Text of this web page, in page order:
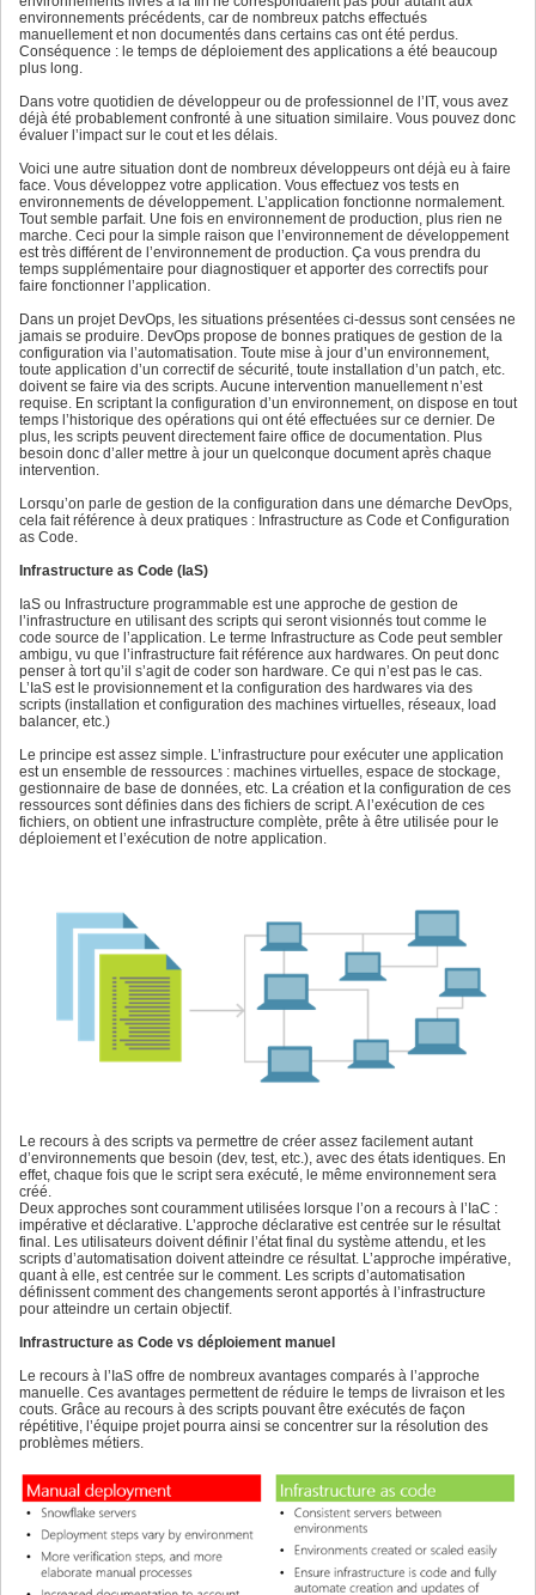
environnements précédents, car de nombreux patchs effectués
manuellement et non documentés dans certains cas ont été perdus.
Conséquence : le temps de déploiement des applications a été beaucoup
plus long.
Dans votre quotidien de développeur ou de professionnel de l’IT, vous avez
déjà été probablement confronté à une situation similaire. Vous pouvez donc
évaluer l’impact sur le cout et les délais.
Voici une autre situation dont de nombreux développeurs ont déjà eu à faire
face. Vous développez votre application. Vous effectuez vos tests en
environnements de développement. L’application fonctionne normalement.
Tout semble parfait. Une fois en environnement de production, plus rien ne
marche. Ceci pour la simple raison que l’environnement de développement
est très différent de l’environnement de production. Ça vous prendra du
temps supplémentaire pour diagnostiquer et apporter des correctifs pour
faire fonctionner l’application.
Dans un projet DevOps, les situations présentées ci-dessus sont censées ne
jamais se produire. DevOps propose de bonnes pratiques de gestion de la
configuration via l’automatisation. Toute mise à jour d’un environnement,
toute application d’un correctif de sécurité, toute installation d’un patch, etc.
doivent se faire via des scripts. Aucune intervention manuellement n’est
requise. En scriptant la configuration d’un environnement, on dispose en tout
temps l’historique des opérations qui ont été effectuées sur ce dernier. De
plus, les scripts peuvent directement faire office de documentation. Plus
besoin donc d’aller mettre à jour un quelconque document après chaque
intervention.
Lorsqu’on parle de gestion de la configuration dans une démarche DevOps,
cela fait référence à deux pratiques : Infrastructure as Code et Configuration
as Code.
Infrastructure as Code (IaS)
IaS ou Infrastructure programmable est une approche de gestion de
l’infrastructure en utilisant des scripts qui seront visionnés tout comme le
code source de l’application. Le terme Infrastructure as Code peut sembler
ambigu, vu que l’infrastructure fait référence aux hardwares. On peut donc
penser à tort qu’il s’agit de coder son hardware. Ce qui n’est pas le cas.
L’IaS est le provisionnement et la configuration des hardwares via des
scripts (installation et configuration des machines virtuelles, réseaux, load
balancer, etc.)
Le principe est assez simple. L’infrastructure pour exécuter une application
est un ensemble de ressources : machines virtuelles, espace de stockage,
gestionnaire de base de données, etc. La création et la configuration de ces
ressources sont définies dans des fichiers de script. A l’exécution de ces
fichiers, on obtient une infrastructure complète, prête à être utilisée pour le
déploiement et l’exécution de notre application.
Le recours à des scripts va permettre de créer assez facilement autant
d’environnements que besoin (dev, test, etc.), avec des états identiques. En
effet, chaque fois que le script sera exécuté, le même environnement sera
créé.
Deux approches sont couramment utilisées lorsque l’on a recours à l’IaC :
impérative et déclarative. L’approche déclarative est centrée sur le résultat
final. Les utilisateurs doivent définir l’état final du système attendu, et les
scripts d’automatisation doivent atteindre ce résultat. L’approche impérative,
quant à elle, est centrée sur le comment. Les scripts d’automatisation
définissent comment des changements seront apportés à l’infrastructure
pour atteindre un certain objectif.
Infrastructure as Code vs déploiement manuel
Le recours à l’IaS offre de nombreux avantages comparés à l’approche
manuelle. Ces avantages permettent de réduire le temps de livraison et les
couts. Grâce au recours à des scripts pouvant être exécutés de façon
répétitive, l’équipe projet pourra ainsi se concentrer sur la résolution des
problèmes métiers.